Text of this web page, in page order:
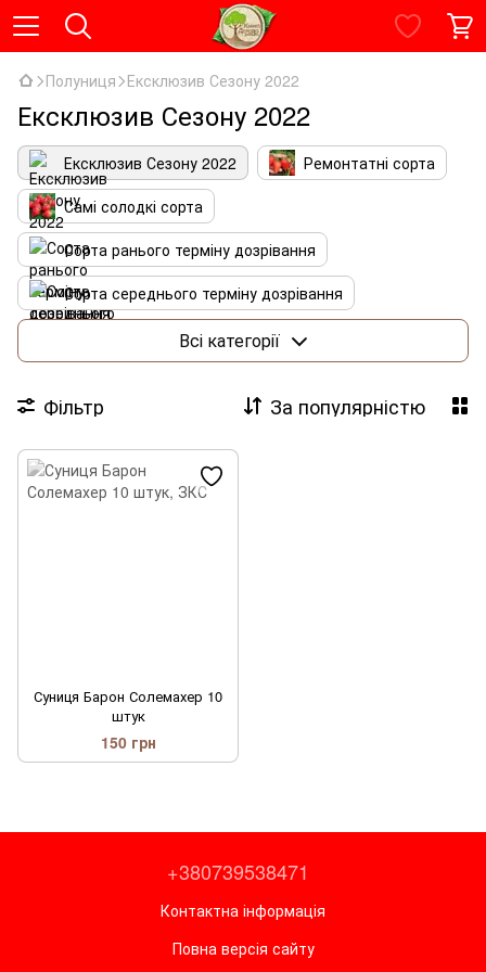
Полуниця Ексклюзив Сезону 2022
Ексклюзив Сезону 2022
Ексклюзив Сезону 2022
Ремонтатні сорта
Самі солодкі сорта
Сорта ранього терміну дозрівання
Сорта середнього терміну дозрівання
Сорта пізнього терміну дозрівання
Всі категорії
Фільтр За популярністю
Суниця Барон Солемахер 10
штук
150 грн
+380739538471
Контактна інформація
Повна версія сайту